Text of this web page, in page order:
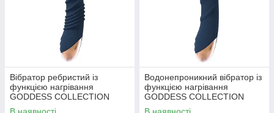
Вібратор ребристий із
функцією нагрівання
GODDESS COLLECTION
AEOLUS
Водонепроникний вібратор із
функцією нагрівання
GODDESS COLLECTION
ATLAS